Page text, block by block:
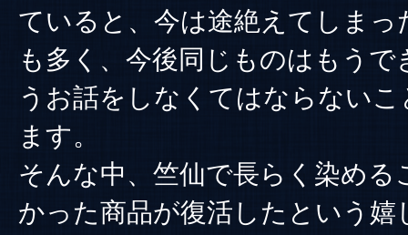
ていると、今は途絶えてしまっ
も多く、今後同じものはもうで
うお話をしなくてはならない
ます。
そんな中、竺仙で長らく染める
かった商品が復活したという嬉